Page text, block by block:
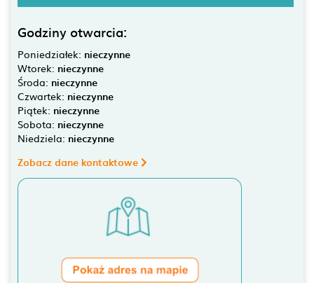
Godziny otwarcia:
Poniedziałek: nieczynne
Wtorek: nieczynne
Środa: nieczynne
Czwartek: nieczynne
Piątek: nieczynne
Sobota: nieczynne
Niedziela: nieczynne
Zobacz dane kontaktowe